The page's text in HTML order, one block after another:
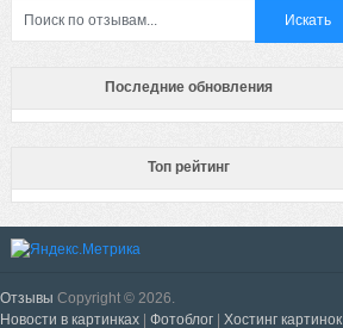
Последние обновления
Топ рейтинг
Отзывы Copyright © 2026.
Новости в картинках | Фотоблог | Хостинг картинок